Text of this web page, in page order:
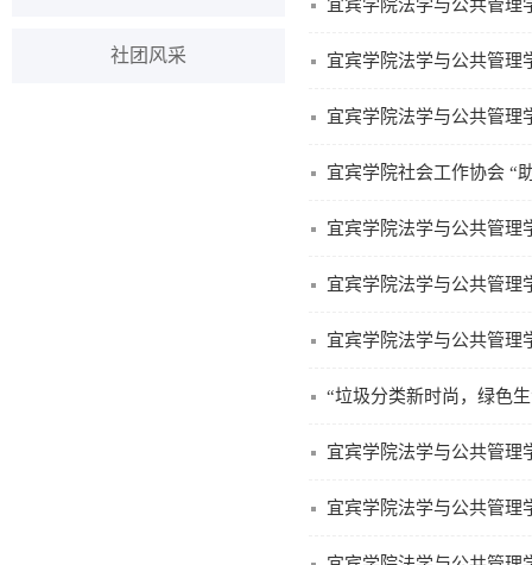
社团风采 宜宾学院法学与公共管理
宜宾学院法学与公共管理
宜宾学院社会工作协会 “
宜宾学院法学与公共管理
宜宾学院法学与公共管理
宜宾学院法学与公共管理
宜宾学院法学与公共管理
宜宾学院法学与公共管理